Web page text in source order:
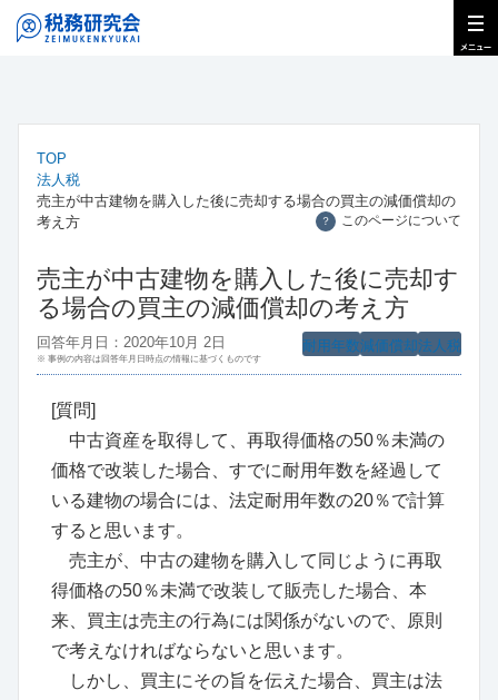
TOP
法人税
売主が中古建物を購入した後に売却する場合の買主の減価償却の
考え方
？ このページについて
売主が中古建物を購入した後に売却す
る場合の買主の減価償却の考え方
法人税
減価償却
耐用年数
回答年月日：2020年10月 2日
※ 事例の内容は回答年月日時点の情報に基づくものです
[質問]
中古資産を取得して、再取得価格の50％未満の
価格で改装した場合、すでに耐用年数を経過して
いる建物の場合には、法定耐用年数の20％で計算
すると思います。
売主が、中古の建物を購入して同じように再取
得価格の50％未満で改装して販売した場合、本
来、買主は売主の行為には関係がないので、原則
で考えなければならないと思います。
しかし、買主にその旨を伝えた場合、買主は法